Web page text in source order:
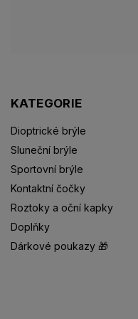
KATEGORIE
Dioptrické brýle
Sluneční brýle
Sportovní brýle
Kontaktní čočky
Roztoky a oční kapky
Doplňky
Dárkové poukazy 🎁